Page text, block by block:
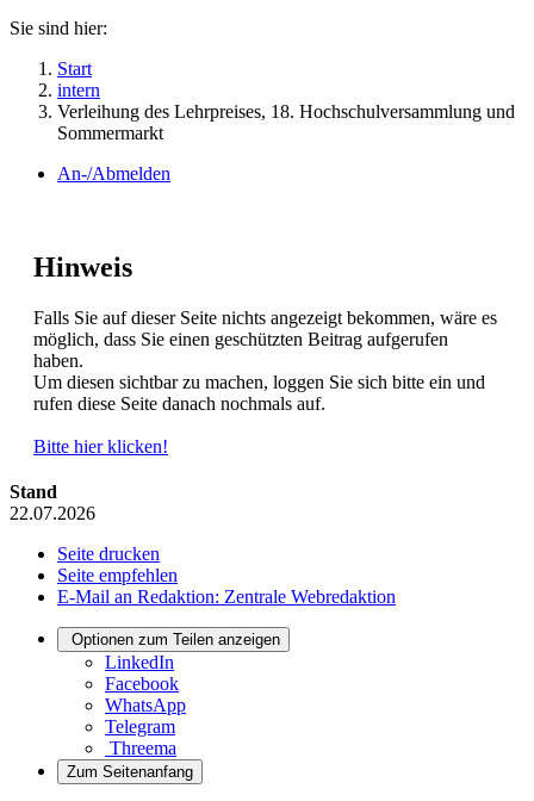
Sie sind hier:
Start
intern
Verleihung des Lehrpreises, 18. Hochschulversammlung und
Sommermarkt
An-/Abmelden
Hinweis
Falls Sie auf dieser Seite nichts angezeigt bekommen, wäre es
möglich, dass Sie einen geschützten Beitrag aufgerufen
haben.
Um diesen sichtbar zu machen, loggen Sie sich bitte ein und
rufen diese Seite danach nochmals auf.
Bitte hier klicken!
Stand
22.07.2026
Seite drucken
Seite empfehlen
E-Mail an Redaktion: Zentrale Webredaktion
Optionen zum Teilen anzeigen
LinkedIn
Facebook
WhatsApp
Telegram
Threema
Zum Seitenanfang